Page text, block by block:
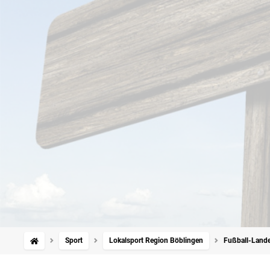
Sport Lokalsport Region Böblingen Fußball-